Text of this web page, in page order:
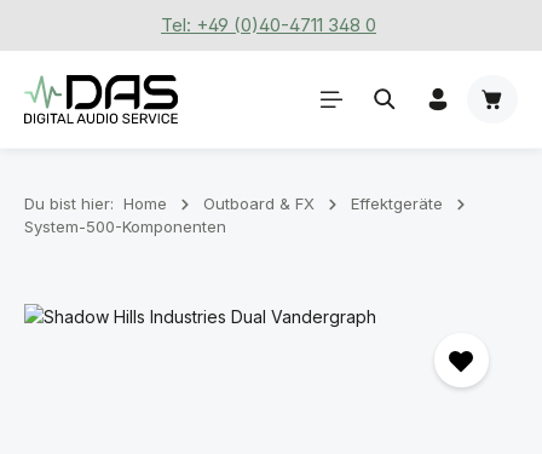
Zum Hauptinhalt springenTel: +49 (0)40-4711 348 0
Du bist hier: Home Outboard & FX
Effektgeräte
System-500-Komponenten
Bildergalerie überspringen